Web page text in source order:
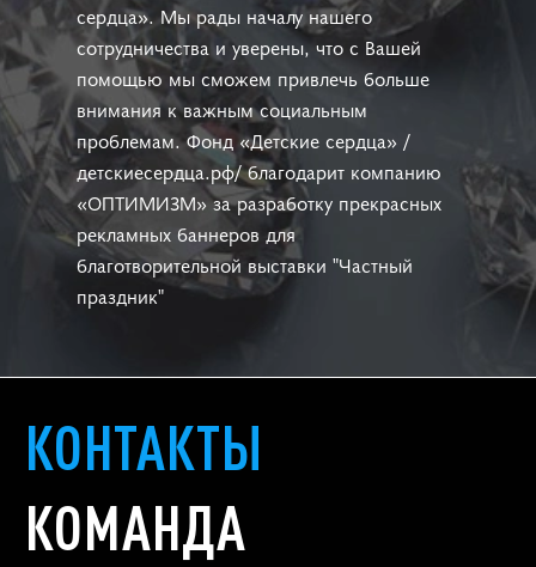
сердца». Мы рады началу нашего
сотрудничества и уверены, что с Вашей
помощью мы сможем привлечь больше
внимания к важным социальным
проблемам. Фонд «Детские сердца» /
детскиесердца.рф/ благодарит компанию
«ОПТИМИЗМ» за разработку прекрасных
рекламных баннеров для
благотворительной выставки "Частный
праздник"
КОНТАКТЫ
КОМАНДА